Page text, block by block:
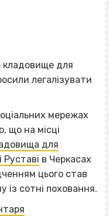
кладовище для
легалізувати
мережах
що на місці
для
в Черкасах
цього став
із сотні поховання.